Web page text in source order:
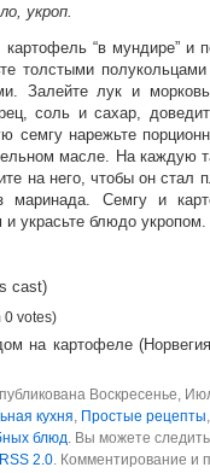
укроп.
“в мундире” и
толстыми
Залейте лук и
соль и сахар,
семгу нарежьте
масле. На каждую
на него, чтобы он стал
Семгу и
украсьте блюдо укропом.
cast)
0 votes)
на картофеле
Воскресенье,
кухня, Простые рецепты
блюд. Вы можете
RSS 2.0. Комментирование и